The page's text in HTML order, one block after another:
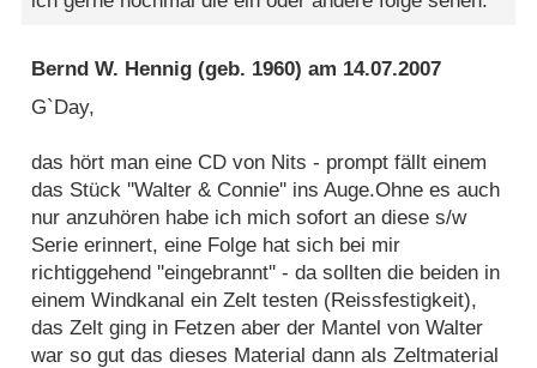
Bernd W. Hennig (geb. 1960) am 14.07.2007
G`Day,
das hört man eine CD von Nits - prompt fällt einem
das Stück ''Walter & Connie'' ins Auge.Ohne es auch
nur anzuhören habe ich mich sofort an diese s/w
Serie erinnert, eine Folge hat sich bei mir
richtiggehend ''eingebrannt'' - da sollten die beiden in
einem Windkanal ein Zelt testen (Reissfestigkeit),
das Zelt ging in Fetzen aber der Mantel von Walter
war so gut das dieses Material dann als Zeltmaterial